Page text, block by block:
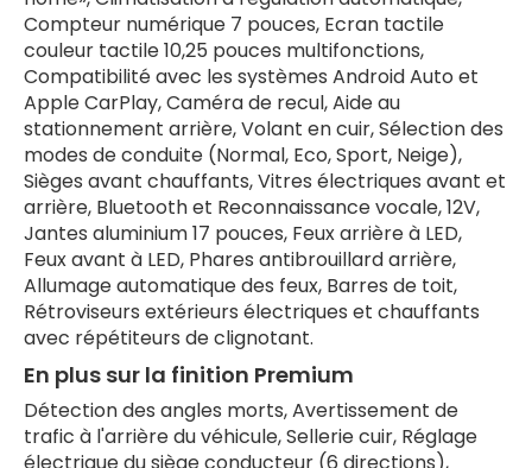
Compteur numérique 7 pouces, Ecran tactile
couleur tactile 10,25 pouces multifonctions,
Compatibilité avec les systèmes Android Auto et
Apple CarPlay, Caméra de recul, Aide au
stationnement arrière, Volant en cuir, Sélection des
modes de conduite (Normal, Eco, Sport, Neige),
Sièges avant chauffants, Vitres électriques avant et
arrière, Bluetooth et Reconnaissance vocale, 12V,
Jantes aluminium 17 pouces, Feux arrière à LED,
Feux avant à LED, Phares antibrouillard arrière,
Allumage automatique des feux, Barres de toit,
Rétroviseurs extérieurs électriques et chauffants
avec répétiteurs de clignotant.
En plus sur la finition Premium
Détection des angles morts, Avertissement de
trafic à l'arrière du véhicule, Sellerie cuir, Réglage